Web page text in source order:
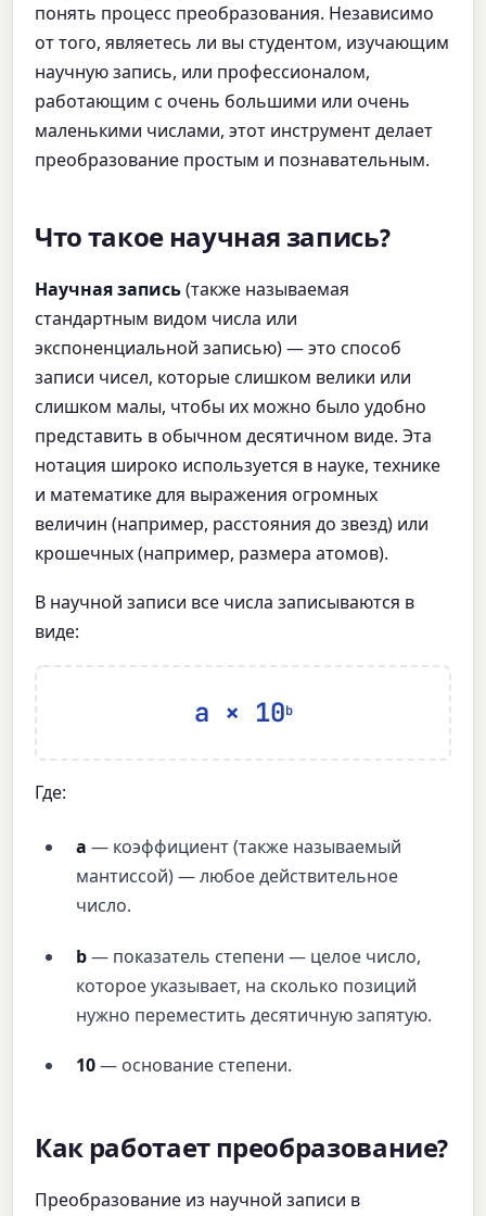
понять процесс преобразования. Независимо
от того, являетесь ли вы студентом, изучающим
научную запись, или профессионалом,
работающим с очень большими или очень
маленькими числами, этот инструмент делает
преобразование простым и познавательным.
Что такое научная запись?
Научная запись(также называемая
стандартным видом числа или
экспоненциальной записью) — это способ
записи чисел, которые слишком велики или
слишком малы, чтобы их можно было удобно
представить в обычном десятичном виде. Эта
нотация широко используется в науке, технике
и математике для выражения огромных
величин (например, расстояния до звезд) или
крошечных (например, размера атомов).
В научной записи все числа записываются в
виде:
a × 10b
Где:
a — коэффициент (также называемый
мантиссой) — любое действительное
число.
b— показатель степени — целое число,
которое указывает, на сколько позиций
нужно переместить десятичную запятую.
10— основание степени.
Как работает преобразование?
Преобразование из научной записи в